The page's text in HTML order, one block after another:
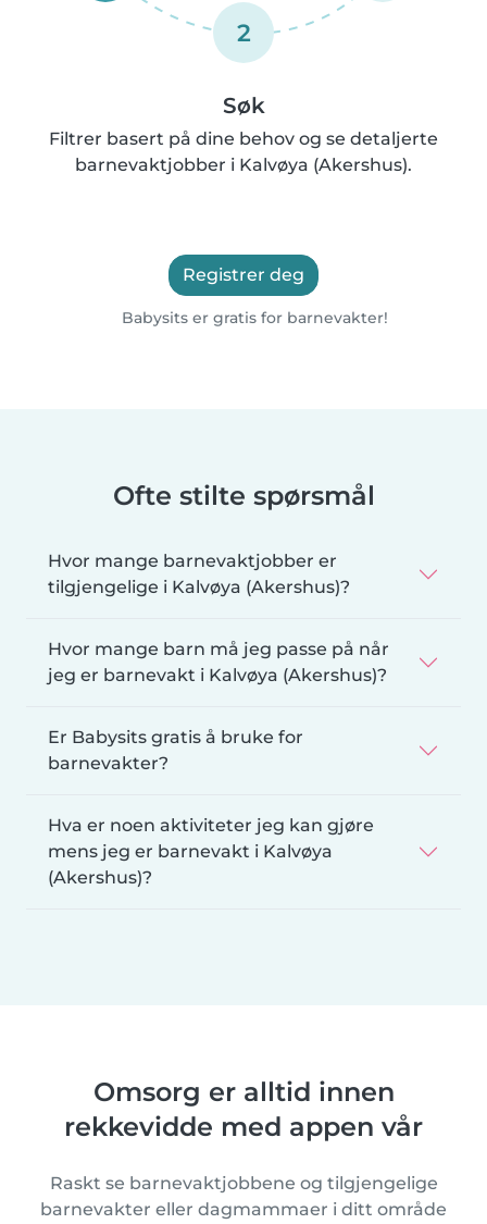
2
Søk
Filtrer basert på dine behov og se detaljerte
barnevaktjobber i Kalvøya (Akershus).
Registrer deg
Babysits er gratis for barnevakter!
Ofte stilte spørsmål
Hvor mange barnevaktjobber er
tilgjengelige i Kalvøya (Akershus)?
Hvor mange barn må jeg passe på når
jeg er barnevakt i Kalvøya (Akershus)?
Er Babysits gratis å bruke for
barnevakter?
Hva er noen aktiviteter jeg kan gjøre
mens jeg er barnevakt i Kalvøya
(Akershus)?
Omsorg er alltid innen
rekkevidde med appen vår
Raskt se barnevaktjobbene og tilgjengelige
barnevakter eller dagmammaer i ditt område